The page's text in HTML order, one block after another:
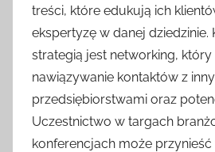
treści, które edukują ich
ekspertyzę w danej dziedzinie.
strategią jest networking,
nawiązywanie kontaktów z
przedsiębiorstwami oraz
Uczestnictwo w targach
konferencjach może